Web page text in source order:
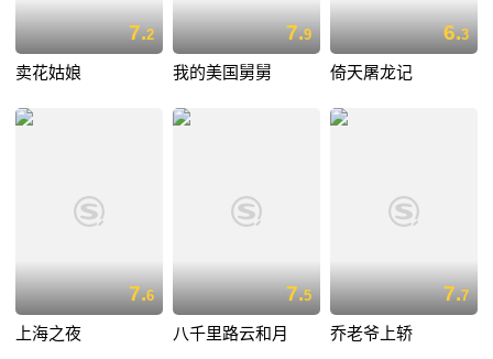
7.2
卖花姑娘
7.9
我的美国舅舅
6.3
倚天屠龙记
7.6
上海之夜
7.5
八千里路云和月
7.7
乔老爷上轿